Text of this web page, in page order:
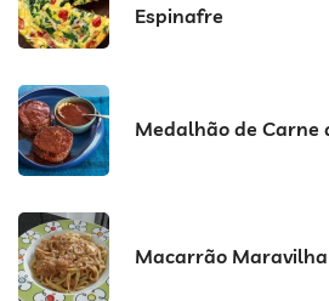
Espinafre
Medalhão de Carne
Macarrão Maravilha